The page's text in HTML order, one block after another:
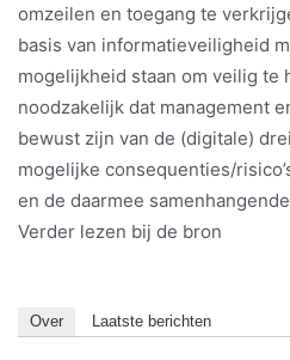
omzeilen en toegang te
basis van informatieveiligheid
mogelijkheid staan om veilig te
noodzakelijk dat management
bewust zijn van de (digitale)
mogelijke consequenties/
en de daarmee
Verder lezen bij de bron
Over Laatste berichten